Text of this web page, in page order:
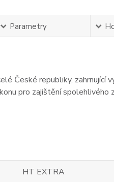
Parametry
České republiky, zahrnující
pro zajištění spolehlivého
HT EXTRA